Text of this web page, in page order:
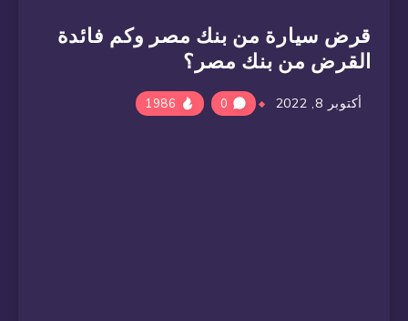
قرض سيارة من بنك مصر وكم فائدة
القرض من بنك مصر؟
أكتوبر 8, 2022 0